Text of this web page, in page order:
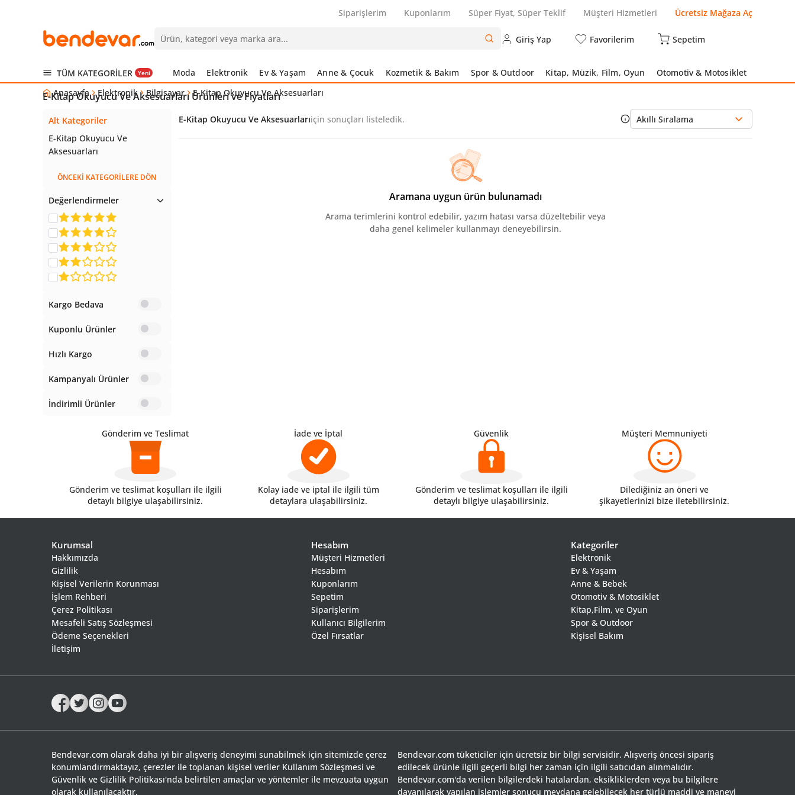
Siparişlerim Kuponlarım Süper Fiyat, Süper Teklif Müşteri Hizmetleri Ücretsiz Mağaza Aç
Giriş Yap Favorilerim Sepetim
TÜM KATEGORİLER Yeni Moda Elektronik Ev & Yaşam Anne & Çocuk Kozmetik & Bakım Spor & Outdoor Kitap, Müzik, Film, Oyun
Otomotiv & Motosiklet
Anasayfa
Elektronik Bilgisayar E-Kitap Okuyucu Ve Aksesuarları
E-Kitap Okuyucu Ve Aksesuarları Ürünleri ve Fiyatları
Alt Kategoriler
E-Kitap Okuyucu Ve
Aksesuarları
ÖNCEKİ KATEGORİLERE DÖN
Değerlendirmeler
Kargo Bedava
Kuponlu Ürünler
Hızlı Kargo
Kampanyalı Ürünler
İndirimli Ürünler
E-Kitap Okuyucu Ve Aksesuarlarıiçin sonuçları listeledik. Akıllı Sıralama
Aramana uygun ürün bulunamadı
Arama terimlerini kontrol edebilir, yazım hatası varsa düzeltebilir veya
daha genel kelimeler kullanmayı deneyebilirsin.
Gönderim ve Teslimat
Gönderim ve teslimat koşulları ile ilgili
detaylı bilgiye ulaşabilirsiniz.
İade ve İptal
Kolay iade ve iptal ile ilgili tüm
detaylara ulaşabilirsiniz.
Güvenlik
Gönderim ve teslimat koşulları ile ilgili
detaylı bilgiye ulaşabilirsiniz.
Müşteri Memnuniyeti
Dilediğiniz an öneri ve
şikayetlerinizi bize iletebilirsiniz.
Kurumsal
Hakkımızda
Gizlilik
Kişisel Verilerin Korunması
İşlem Rehberi
Çerez Politikası
Mesafeli Satış Sözleşmesi
Ödeme Seçenekleri
İletişim
Hesabım
Müşteri Hizmetleri
Hesabım
Kuponlarım
Sepetim
Siparişlerim
Kullanıcı Bilgilerim
Özel Fırsatlar
Kategoriler
Elektronik
Ev & Yaşam
Anne & Bebek
Otomotiv & Motosiklet
Kitap,Film, ve Oyun
Spor & Outdoor
Kişisel Bakım
Bendevar.com olarak daha iyi bir alışveriş deneyimi sunabilmek için sitemizde çerez
konumlandırmaktayız, çerezler ile toplanan kişisel veriler Kullanım Sözleşmesi ve
Güvenlik ve Gizlilik Politikası'nda belirtilen amaçlar ve yöntemler ile mevzuata uygun
olarak kullanılacaktır.
Bendevar.com tüketiciler için ücretsiz bir bilgi servisidir. Alışveriş öncesi sipariş
edilecek ürünle ilgili geçerli bilgi her zaman için ilgili satıcıdan alınmalıdır.
Bendevar.com'da verilen bilgilerdeki hatalardan, eksikliklerden veya bu bilgilere
dayanılarak yapılan işlemler sonucu meydana gelebilecek her türlü maddi ve manevi